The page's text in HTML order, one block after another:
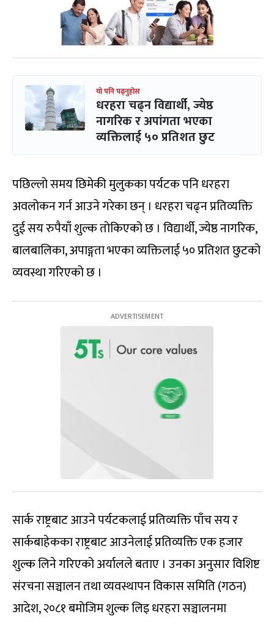
यो पनि पढ्नुहोस
धरहरा चढ्न विद्यार्थी, ज्येष्ठ
नागरिक र अपांगता भएका
व्यक्तिलाई ५० प्रतिशत छुट
पछिल्लो समय छिमेकी मुलुकका पर्यटक पनि धरहरा
अवलोकन गर्न आउने गरेका छन् । धरहरा चढ्न प्रतिव्यक्ति
दुई सय रुपैयाँ शुल्क तोकिएको छ । विद्यार्थी, ज्येष्ठ नागरिक,
बालबालिका, अपाङ्गता भएका व्यक्तिलाई ५० प्रतिशत छुटको
व्यवस्था गरिएको छ ।
सार्क राष्ट्रबाट आउने पर्यटकलाई प्रतिव्यक्ति पाँच सय र
सार्कबाहेकका राष्ट्रबाट आउनेलाई प्रतिव्यक्ति एक हजार
शुल्क लिने गरिएको अर्यालले बताए । उनका अनुसार विशिष्ट
संरचना सञ्चालन तथा व्यवस्थापन विकास समिति (गठन)
आदेश, २०८१ बमोजिम शुल्क लिइ धरहरा सञ्चालनमा